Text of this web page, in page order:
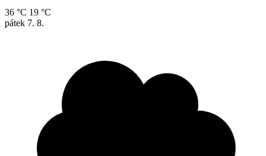
36 °C 19 °C
pátek 7. 8.